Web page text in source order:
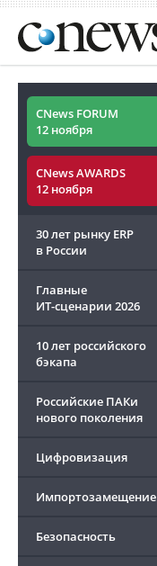
CNews FORUM
12 ноября
CNews AWARDS
12 ноября
30 лет рынку ERP
в России
Главные
ИТ-сценарии 2026
10 лет российского
бэкапа
Российские ПАКи
нового поколения
Цифровизация
Импортозамещение
Безопасность